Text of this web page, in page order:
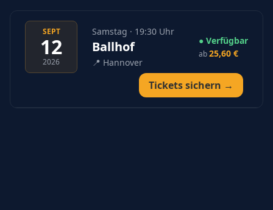
SEPT
12
2026
Samstag · 19:30 Uhr
Ballhof
📍 Hannover
● Verfügbar
ab25,60 €
Tickets sichern →